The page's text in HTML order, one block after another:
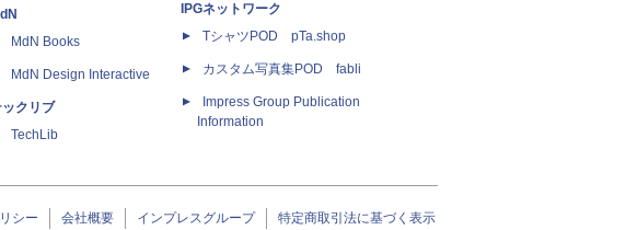
MdN Books
MdN Design Interactive
クリブ
TechLib
IPGネットワーク
TシャツPOD pTa.shop
カスタム写真集POD fabli
Impress Group Publication
Information
シー 会社概要 インプレスグループ 特定商取引法に基づく表示